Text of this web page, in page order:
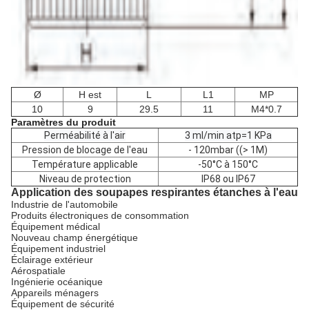
Ø H est L L1
MP
10
9 29.5 11
M4*0.7
Paramètres du produit
Perméabilité à l'air
3 ml/min atp=1 KPa
Pression de blocage de l'eau
- 120mbar ((> 1M)
Température applicable
-50°C à 150°C
Niveau de protection
IP68 ou IP67
Application des soupapes respirantes étanches à l'eau
Industrie de l'automobile
Produits électroniques de consommation
Équipement médical
Nouveau champ énergétique
Équipement industriel
Éclairage extérieur
Aérospatiale
Ingénierie océanique
Appareils ménagers
Équipement de sécurité